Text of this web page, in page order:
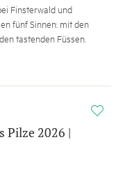
Finsterwald und
fünf Sinnen: mit den
tastenden Füssen.
i
Pilze 2026 |